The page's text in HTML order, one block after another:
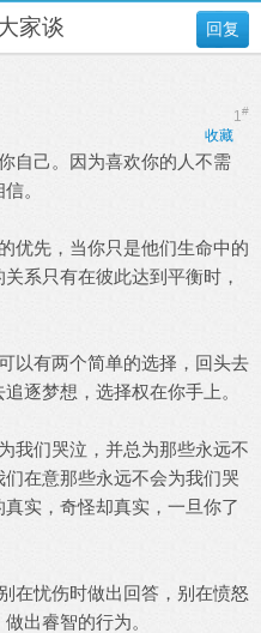
回复
家谈
1#
收藏
自己。因为喜欢你的人不需
。
优先，当你只是他们生命中的
系只有在彼此达到平衡时，
以有两个简单的选择，回头去
逐梦想，选择权在你手上。
我们哭泣，并总为那些永远不
在意那些永远不会为我们哭
实，奇怪却真实，一旦你了
在忧伤时做出回答，别在愤怒
出睿智的行为。